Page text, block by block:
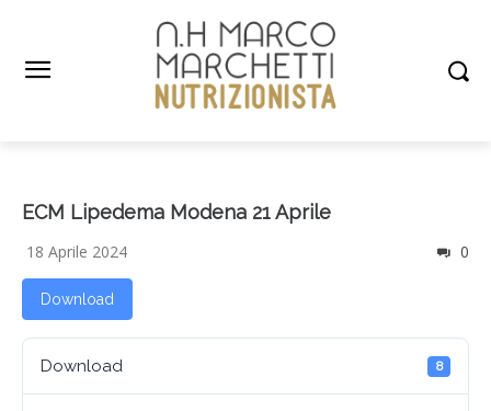
ECM Lipedema Modena 21 Aprile
18 Aprile 2024 0
Download
Download 8